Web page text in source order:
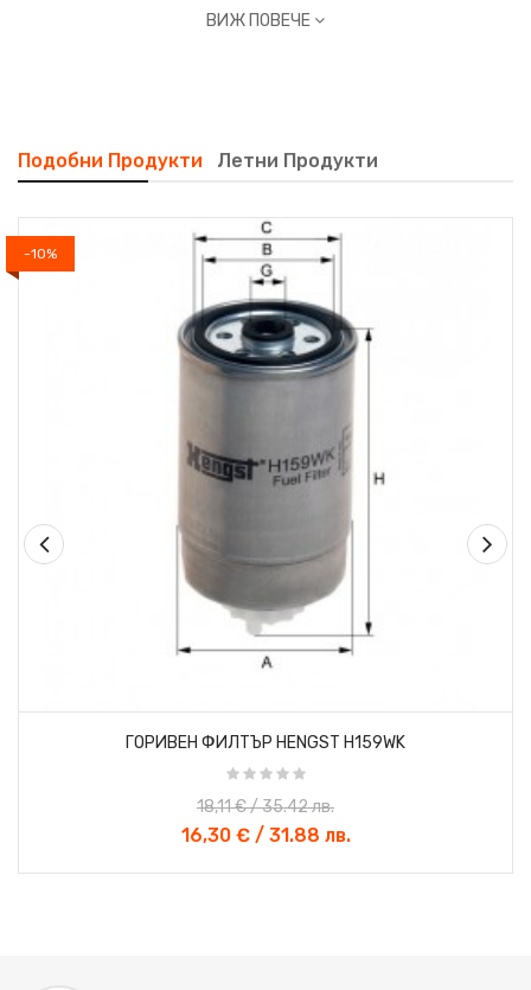
ВИЖ ПОВЕЧЕ
Подобни Продукти Летни Продукти
-10%
ГОРИВЕН ФИЛТЪР HENGST H159WK
16,30 € / 31.88 лв.
18,11 € / 35.42 лв.